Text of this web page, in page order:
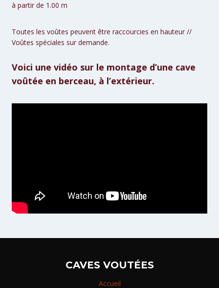
à partir de 1.00 m
Toutes les voûtes peuvent être raccourcies en hauteur //
Voûtes spéciales sur demande.
Voici une vidéo sur le montage d’une cave
voûtée en berceau, à l’extérieur.
CAVES VOUTÉES
Accueil